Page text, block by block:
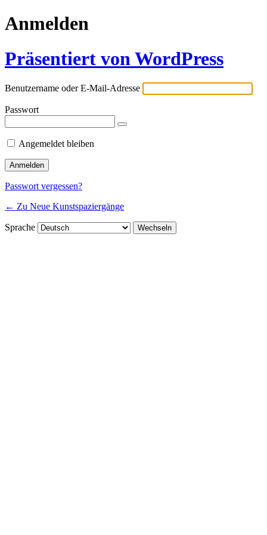
Anmelden
Präsentiert von WordPress
Benutzername oder E-Mail-Adresse
Passwort
Angemeldet bleiben
Passwort vergessen?
← Zu Neue Kunstspaziergänge
Sprache